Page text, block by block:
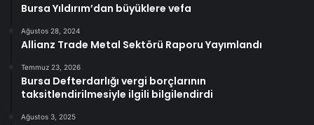
Bursa Yıldırım’dan büyüklere vefa
Ağustos 28, 2024
Allianz Trade Metal Sektörü Raporu Yayımlandı
Temmuz 23, 2026
Bursa Defterdarlığı vergi borçlarının
taksitlendirilmesiyle ilgili bilgilendirdi
Ağustos 3, 2025